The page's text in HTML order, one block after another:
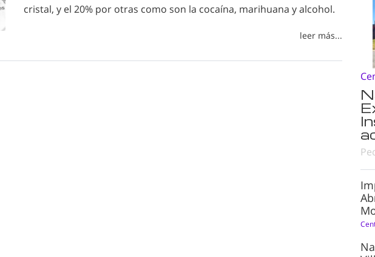
cristal, y el 20% por otras como son la cocaína, marihuana y alcohol.
leer más...